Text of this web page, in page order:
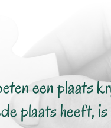
een plaats
plaats heeft,